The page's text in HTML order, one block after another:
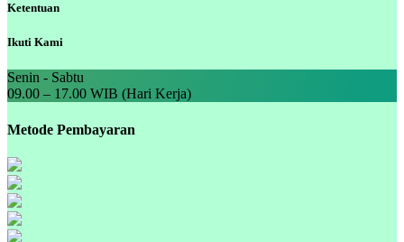
Ketentuan
Ikuti Kami
Senin - Sabtu
09.00 – 17.00 WIB (Hari Kerja)
Metode Pembayaran